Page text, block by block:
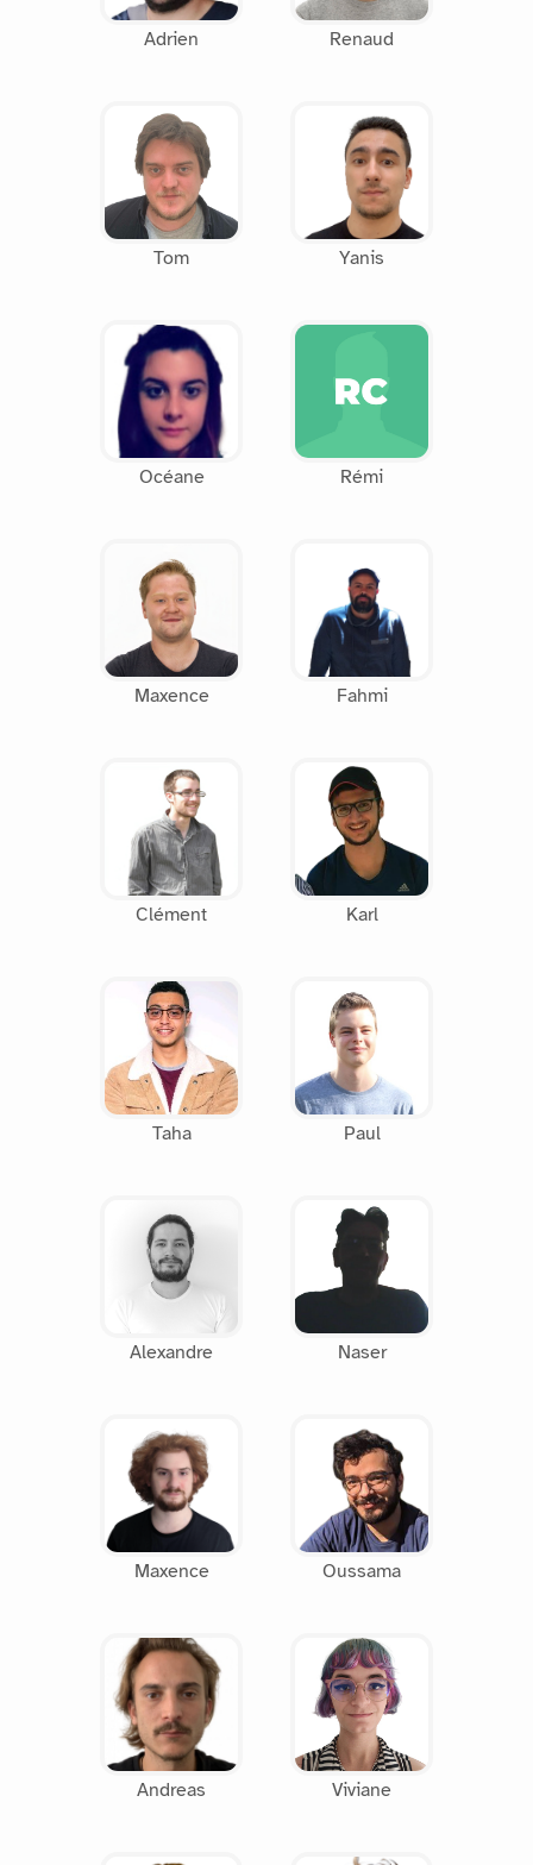
Adrien Renaud
Tom Yanis
Océane Rémi
Maxence Fahmi
Clément Karl
Taha Paul
Alexandre Naser
Maxence Oussama
Andreas Viviane